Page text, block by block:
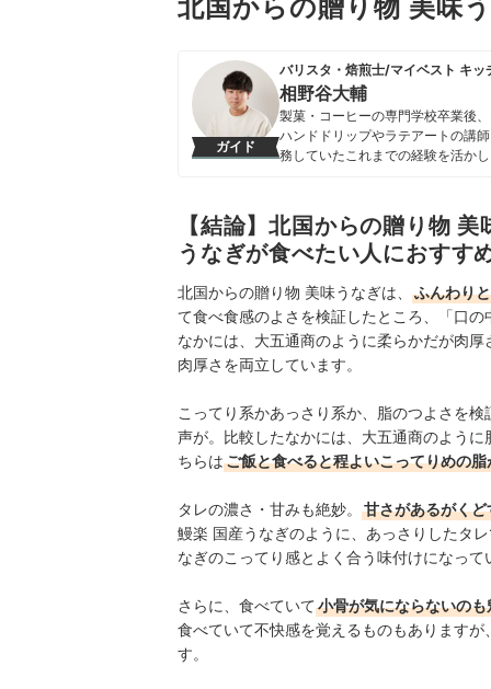
北国からの贈り物 美味
ガイド
バリスタ・焙煎士/マイベスト キッ
相野谷大輔
製菓・コーヒーの専門学校卒業後
ハンドドリップやラテアートの講
務していたこれまでの経験を活か
ルなレビューを届けている。
相野谷大輔のプロフィール
【結論】北国からの贈り物
うなぎが食べたい人におすす
北国からの贈り物 美味うなぎは、
ふんわり
て食べ食感のよさを検証したところ、「口
なかには、大五通商のように柔らかだが肉
肉厚さを両立しています。
こってり系かあっさり系か、脂のつよさを
声が。比較したなかには、大五通商のよう
ちらはご飯と食べると程よいこってりめの脂
タレの濃さ・甘みも絶妙。
甘さがあるがく
鰻楽 国産うなぎのように、あっさりしたタ
なぎのこってり感とよく合う味付けになって
さらに、食べていて小骨が気にならないの
食べていて不快感を覚えるものもあります
す。